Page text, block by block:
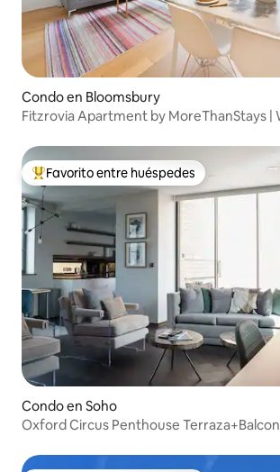
Condo en Bloomsbury
Fitzrovia Apartment by MoreThanStays |
Favorito entre huéspedes preferido
Favorito entre huéspedes
Condo en Soho
Oxford Circus Penthouse